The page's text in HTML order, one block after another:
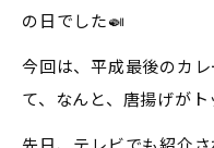
の日でした🍛
今回は、平成最後のカ
て、なんと、唐揚げが